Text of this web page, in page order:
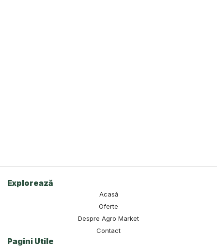
Explorează
Acasă
Oferte
Despre Agro Market
Contact
Pagini Utile